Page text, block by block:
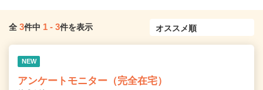
全 3件中 1 - 3件を表示
NEW
アンケートモニター（完全在宅）